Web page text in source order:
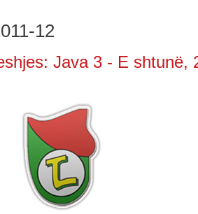
12
Java 3 - E shtunë,